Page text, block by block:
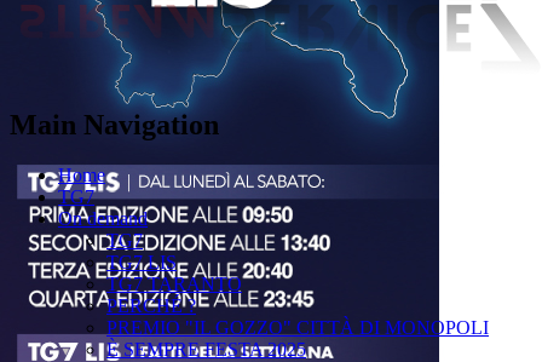
Main Navigation
Home
TG7
On demand
TG7
TG7 LIS
TG7 TARANTO
PERCHÉ ?
PREMIO "IL GOZZO" CITTÀ DI MONOPOLI
È SEMPRE FESTA 2025